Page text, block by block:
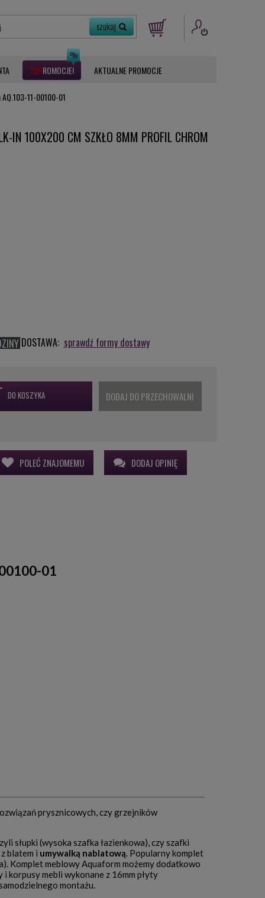
ROMOCJE AKTUALNE PROMOCJE
11-00100-01
IN 100X200 CM SZKŁO 8MM PROFIL CHROM
DOSTAWA: sprawdź formy dostawy
DO KOSZYKA DODAJ DO PRZECHOWALNI
POLEĆ ZNAJOMEMU DODAJ OPINIĘ
01
prysznicowych, czy grzejników
słupki (wysoka szafka łazienkowa), czy szafki
blatem i umywalką nablatową. Popularny komplet
Komplet meblowy Aquaform możemy dodatkowo
korpusy mebli wykonane z 16mm płyty
montażu.